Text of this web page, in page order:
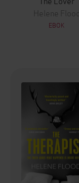
Helene Flood
EBOK